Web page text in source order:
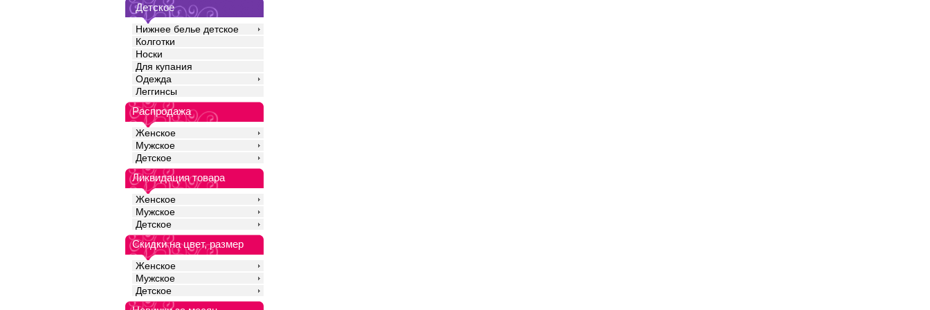
Детское
Нижнее белье детское
Колготки
Носки
Для купания
Одежда
Леггинсы
Распродажа
Женское
Мужское
Детское
Ликвидация товара
Женское
Мужское
Детское
Скидки на цвет, размер
Женское
Мужское
Детское